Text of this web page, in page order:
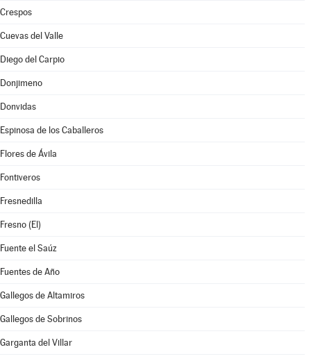
Crespos
Cuevas del Valle
Diego del Carpio
Donjimeno
Donvidas
Espinosa de los Caballeros
Flores de Ávila
Fontiveros
Fresnedilla
Fresno (El)
Fuente el Saúz
Fuentes de Año
Gallegos de Altamiros
Gallegos de Sobrinos
Garganta del Villar